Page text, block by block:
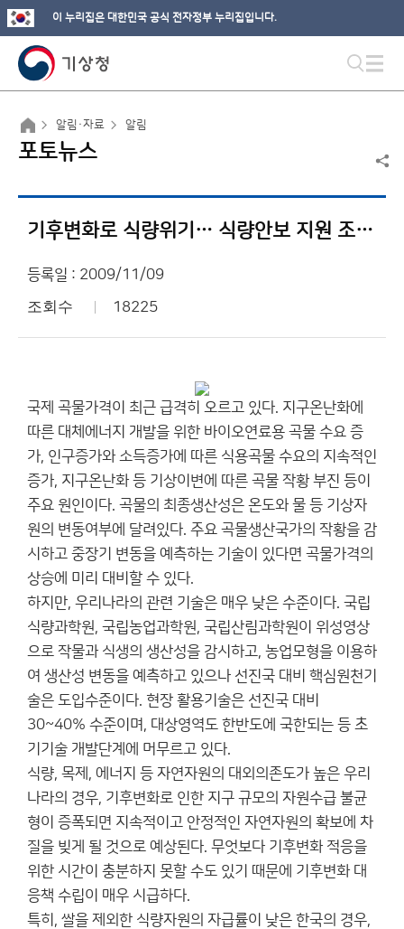
이 누리집은 대한민국 공식 전자정부 누리집입니다.
알림·자료 알림
포토뉴스
기후변화로 식량위기… 식량안보 지원 조기경보체계 급하다
등록일 : 2009/11/09
조회수 18225
국제 곡물가격이 최근 급격히 오르고 있다. 지구온난화에
따른 대체에너지 개발을 위한 바이오연료용 곡물 수요 증
가, 인구증가와 소득증가에 따른 식용곡물 수요의 지속적인
증가, 지구온난화 등 기상이변에 따른 곡물 작황 부진 등이
주요 원인이다. 곡물의 최종생산성은 온도와 물 등 기상자
원의 변동여부에 달려있다. 주요 곡물생산국가의 작황을 감
시하고 중장기 변동을 예측하는 기술이 있다면 곡물가격의
상승에 미리 대비할 수 있다.
하지만, 우리나라의 관련 기술은 매우 낮은 수준이다. 국립
식량과학원, 국립농업과학원, 국립산림과학원이 위성영상
으로 작물과 식생의 생산성을 감시하고, 농업모형을 이용하
여 생산성 변동을 예측하고 있으나 선진국 대비 핵심원천기
술은 도입수준이다. 현장 활용기술은 선진국 대비
30~40% 수준이며, 대상영역도 한반도에 국한되는 등 초
기기술 개발단계에 머무르고 있다.
식량, 목제, 에너지 등 자연자원의 대외의존도가 높은 우리
나라의 경우, 기후변화로 인한 지구 규모의 자원수급 불균
형이 증폭되면 지속적이고 안정적인 자연자원의 확보에 차
질을 빚게 될 것으로 예상된다. 무엇보다 기후변화 적응을
위한 시간이 충분하지 못할 수도 있기 때문에 기후변화 대
응책 수립이 매우 시급하다.
특히, 쌀을 제외한 식량자원의 자급률이 낮은 한국의 경우,